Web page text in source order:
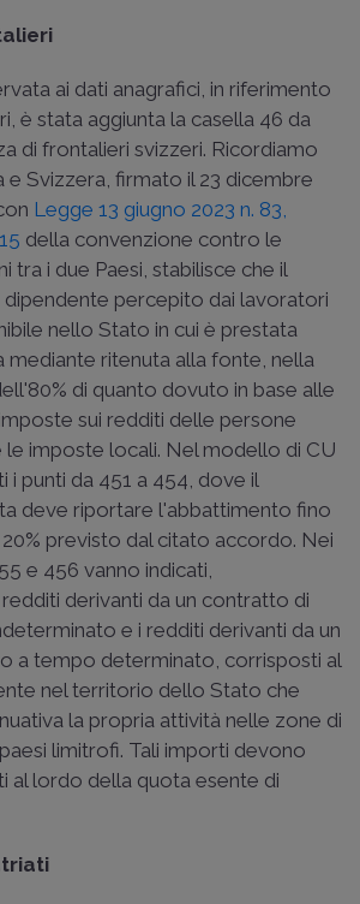
ai dati anagrafici, in riferimento
è stata aggiunta la casella 46 da
di frontalieri svizzeri. Ricordiamo
e Svizzera, firmato il 23 dicembre
Legge 13 giugno 2023 n. 83,
della convenzione contro le
tra i due Paesi, stabilisce che il
percepito dai lavoratori
nello Stato in cui è prestata
mediante ritenuta alla fonte, nella
di quanto dovuto in base alle
sui redditi delle persone
le imposte locali. Nel modello di CU
i punti da 451 a 454, dove il
deve riportare l'abbattimento fino
previsto dal citato accordo. Nei
e 456 vanno indicati,
derivanti da un contratto di
e i redditi derivanti da un
a tempo determinato, corrisposti al
nel territorio dello Stato che
la propria attività nelle zone di
limitrofi. Tali importi devono
al lordo della quota esente di